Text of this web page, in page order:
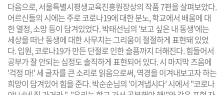
다음으로, 서울특별시평생교육진흥원장상의 작품 7편을 살펴보았다.
어르신들의 시에는 주로 코로나19에 대한 분노, 학교에서 배움에 대
한 열정, 소망 등이 담겨있었다. 박태선님의 '보고 싶은 내 동생'에는
세상을 떠난 동생에 대한 사무치는 그리움이 절절하게 표현돼 있었
다. 입원, 코로나19가 만든 단절로 인한 슬픔까지 더해진다. 힘들어서
공부가 잘 안되는 심정도 솔직하게 표현되어 있다. 시 마지막 즈음에
'걱정 마!' 세 글자를 큰 소리로 읽음으로써, 역경을 이겨내보고자 하는
희망이 담겨있어 힘을 준다. 박순순님의 '이겨냅시다' 시에서 "코로나